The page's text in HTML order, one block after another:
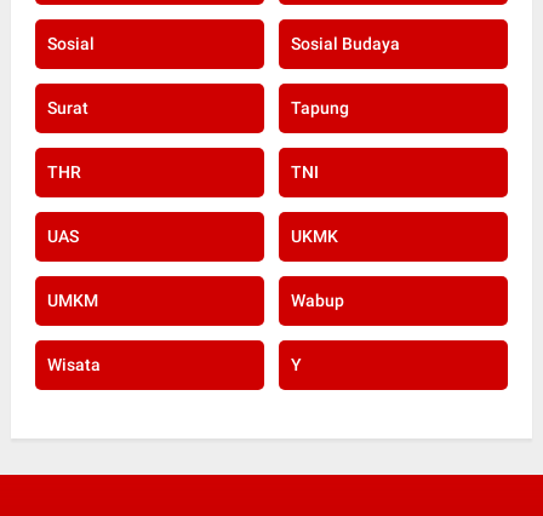
Sosial Sosial Budaya
Surat Tapung
THR TNI
UAS UKMK
UMKM Wabup
Wisata Y